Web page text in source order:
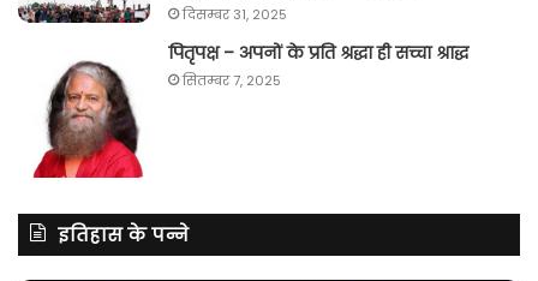
दिसम्बर 31, 2025
पितृपक्ष – अपनों के प्रति श्रद्धा ही सच्चा श्राद्ध
सितम्बर 7, 2025
इतिहास के पन्ने